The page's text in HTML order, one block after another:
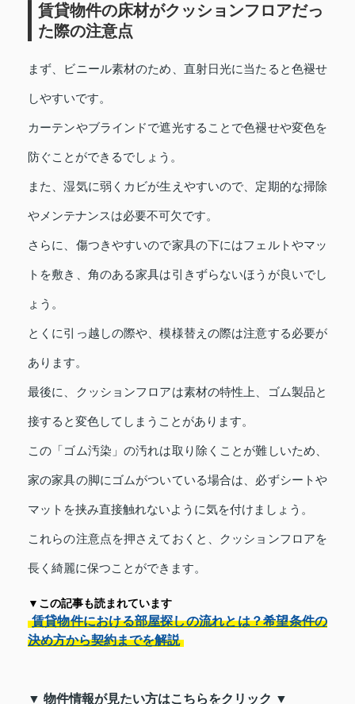
賃貸物件の床材がクッションフロアだっ
た際の注意点
まず、ビニール素材のため、直射日光に当たると色褪せ
しやすいです。
カーテンやブラインドで遮光することで色褪せや変色を
防ぐことができるでしょう。
また、湿気に弱くカビが生えやすいので、定期的な掃除
やメンテナンスは必要不可欠です。
さらに、傷つきやすいので家具の下にはフェルトやマッ
トを敷き、角のある家具は引きずらないほうが良いでし
ょう。
とくに引っ越しの際や、模様替えの際は注意する必要が
あります。
最後に、クッションフロアは素材の特性上、ゴム製品と
接すると変色してしまうことがあります。
この「ゴム汚染」の汚れは取り除くことが難しいため、
家の家具の脚にゴムがついている場合は、必ずシートや
マットを挟み直接触れないように気を付けましょう。
これらの注意点を押さえておくと、クッションフロアを
長く綺麗に保つことができます。
▼この記事も読まれています
賃貸物件における部屋探しの流れとは？希望条件の
決め方から契約までを解説
▼ 物件情報が見たい方はこちらをクリック ▼